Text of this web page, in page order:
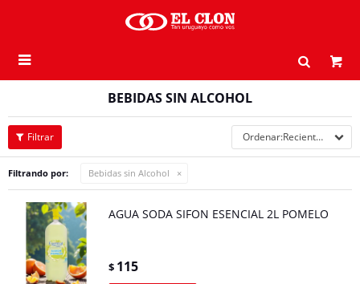

BEBIDAS SIN ALCOHOL
Recientes
Filtrando por: Bebidas sin Alcohol
AGUA SODA SIFON ESENCIAL 2L POMELO
$ 115